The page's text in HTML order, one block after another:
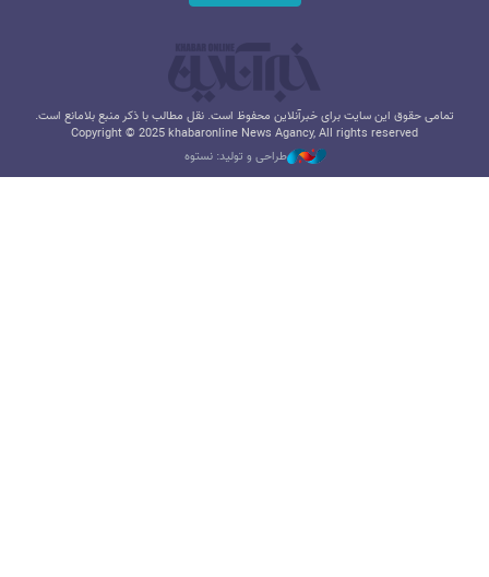
تمامی حقوق این سایت برای خبرآنلاین محفوظ است. نقل مطالب با ذکر منبع بلامانع است.
Copyright © 2025 khabaronline News Agancy, All rights reserved
طراحی و تولید: نستوه